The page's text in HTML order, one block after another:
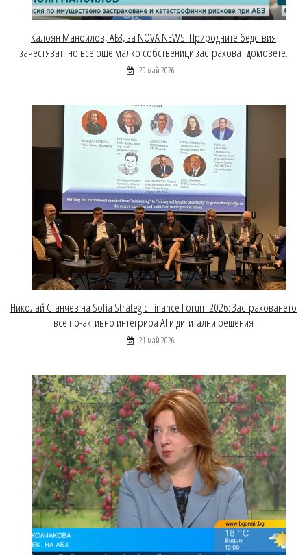
Калоян Маноилов, АБЗ, за NOVA NEWS: Природните бедствия
зачестяват, но все още малко собственици застраховат домовете.
29 май 2026
Николай Станчев на Sofia Strategic Finance Forum 2026: Застраховането
все по-активно интегрира AI и дигитални решения
21 май 2026